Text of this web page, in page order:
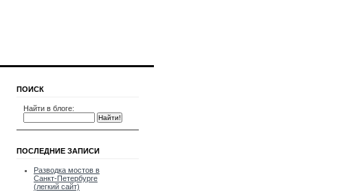
ПОИСК
Найти в блоге:
ПОСЛЕДНИЕ ЗАПИСИ
Разводка мостов в
Санкт-Петербурге
(легкий сайт)